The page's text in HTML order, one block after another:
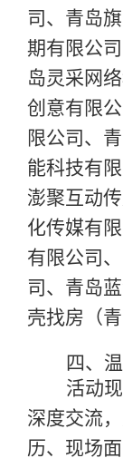
司、青岛
期有限公
岛灵采网
创意有限
限公司、
能科技有
澎聚互动
化传媒有
有限公司
司、青岛
壳找房（
四、
活动
深度交流
历、现场